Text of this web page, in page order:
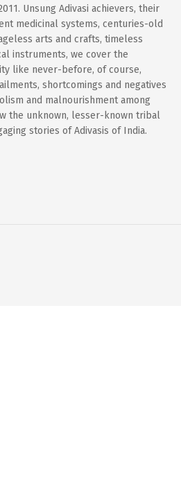
Unsung Adivasi achievers, their
medicinal systems, centuries-old
arts and crafts, timeless
instruments, we cover the
like never-before, of course,
shortcomings and negatives
and malnourishment among
the unknown, lesser-known tribal
stories of Adivasis of India.